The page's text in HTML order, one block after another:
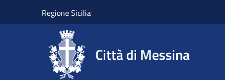
Regione Sicilia
Città di Messina